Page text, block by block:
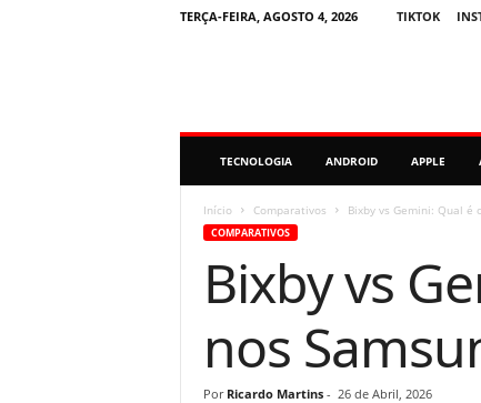
TERÇA-FEIRA, AGOSTO 4, 2026 TIKTOK
M
n
TECNOLOGIA ANDROID APPLE
Início Comparativos Bixby vs Gemini: Qual é
COMPARATIVOS
Bixby vs
nos
Por Ricardo Martins- 26 de Abril, 2026